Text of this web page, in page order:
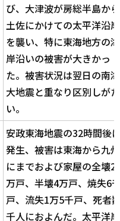
び、大津波が房総半島から
土佐にかけての太平洋沿岸
を襲い、特に東海地方の海
岸沿いの被害が大きかっ
た。被害状況は翌日の南海
大地震と重なり区別しがた
い。
安政東海地震の32時間後
発生、被害は東海から九州
にまでおよび家屋の全壊2
万戸、半壊4万戸、焼失6
戸、流失1万5千戸、死者
千人におよんだ。太平洋岸